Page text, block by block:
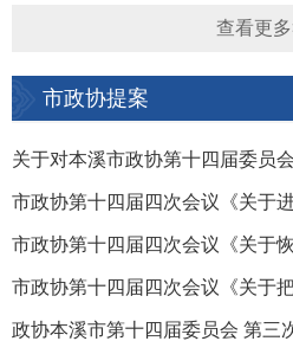
查看更
市政协提案
关于对本溪市政协第十四届委员
号提案办理情况的答复
市政协第十四届四次会议《关于
后续服务保障的提案》（第4194
市政协第十四届四次会议《关于
区楼间路面硬质铺装的提案》（
市政协第十四届四次会议《关于
化升级为沿途风景带的提案》（
政协本溪市第十四届委员会 第三